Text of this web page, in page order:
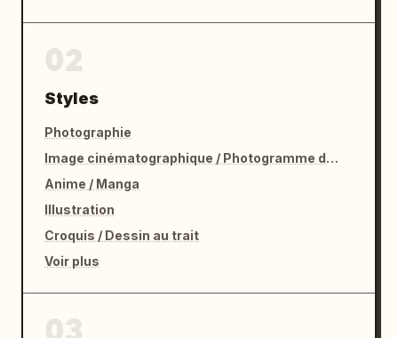
Styles
Photographie
Image cinématographique / Photogramme de film
Anime / Manga
Illustration
Croquis / Dessin au trait
Voir plus